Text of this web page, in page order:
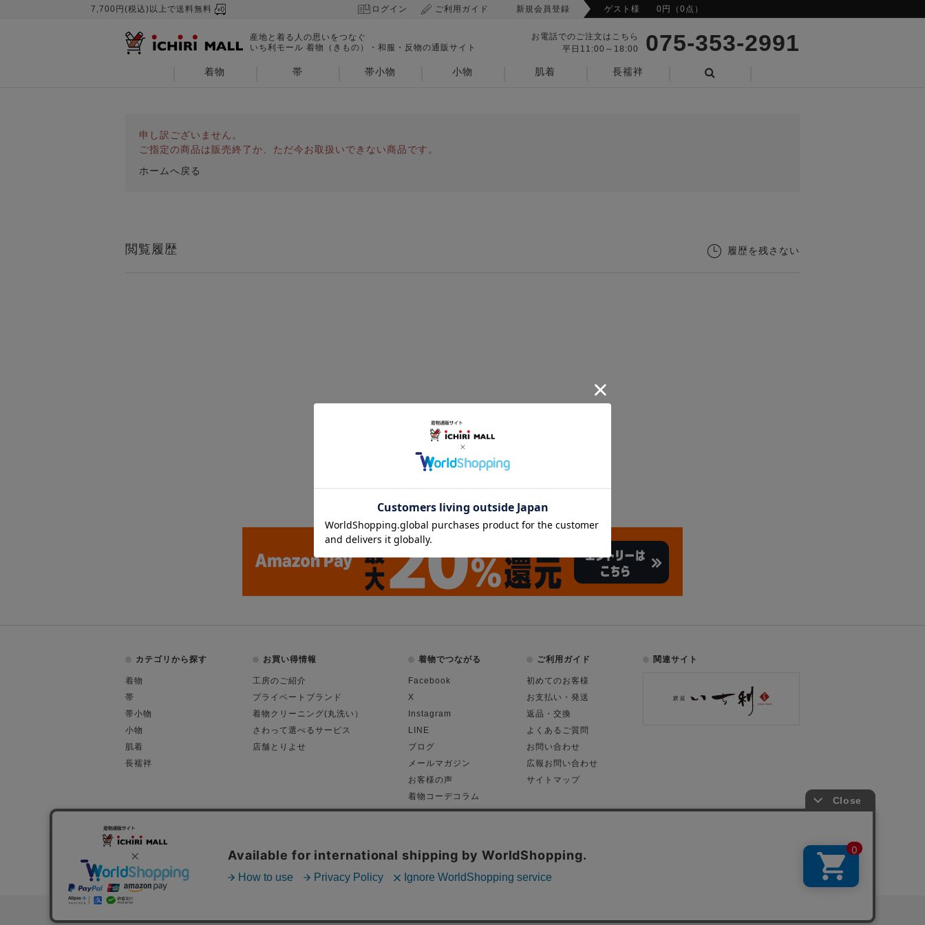
7,700円(税込)以上で送料無料 ログイン ご利用ガイド 新規会員登録 ゲスト様 0円（0点）
産地と着る人の思いをつなぐ
いち利モール 着物（きもの）・和服・反物の通販サイト
お電話でのご注文はこちら
平日11:00～18:00
075-353-2991
着物 帯 帯小物 小物 肌着
長襦袢
申し訳ございません。
ご指定の商品は販売終了か、ただ今お取扱いできない商品です。
ホームへ戻る
閲覧履歴 履歴を残さない
カテゴリから探す
着物
帯
帯小物
小物
肌着
長襦袢
お買い得情報
工房のご紹介
プライベートブランド
着物クリーニング(丸洗い）
さわって選べるサービス
店舗とりよせ
着物でつながる
Facebook
X
Instagram
LINE
ブログ
メールマガジン
お客様の声
着物コーデコラム
ご利用ガイド
初めてのお客様
お支払い・発送
返品・交換
よくあるご質問
お問い合わせ
広報お問い合わせ
サイトマップ
関連サイト